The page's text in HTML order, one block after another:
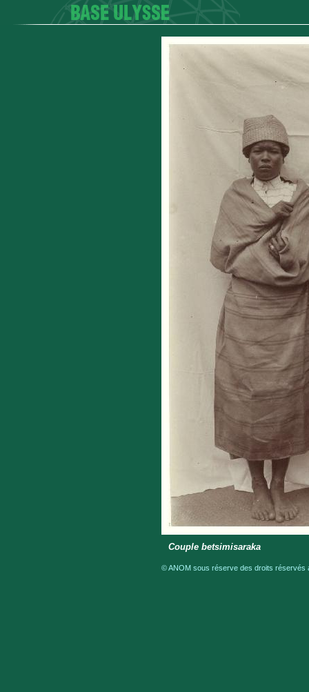
Couple betsimisaraka
© ANOM sous réserve des droits réservés